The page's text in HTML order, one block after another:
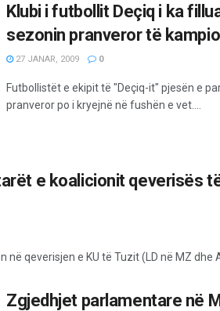
Klubi i futbollit Deçiq i ka
sezonin pranveror të
27 JANAR, 2009 0
Futbollistët e ekipit të "Deçiq-it" pjesën e
pranveror po i kryejnë në fushën e vet....
e koalicionit qeverisës
qeverisjen e KU të Tuzit (LD në MZ dhe
Zgjedhjet parlamentare në